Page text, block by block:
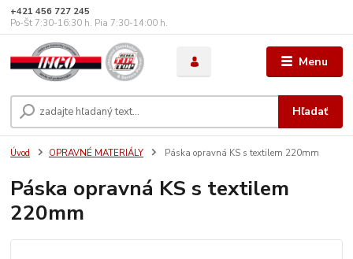
Menu
Hľadať
+421 456 727 245
Po-Št 7:30-16:30 h. Pia 7:30-14:00 h.
Úvod OPRAVNÉ MATERIÁLY Páska opravná KS s textilem 220mm
Páska opravná KS s textilem
220mm